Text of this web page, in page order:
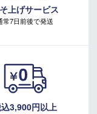
上げサービス
常7日前後で発送
3,900円以上